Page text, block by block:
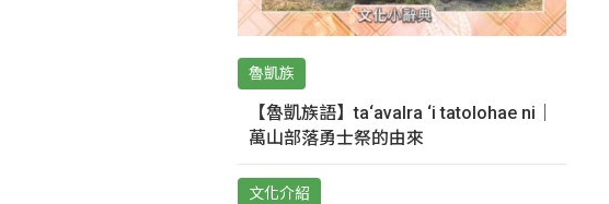
魯凱族
【魯凱族語】ta‘avalra ‘i tatolohae ni｜
萬山部落勇士祭的由來
文化介紹